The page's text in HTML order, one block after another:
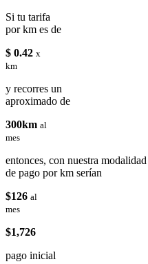
Si tu tarifa
por km es de
$ 0.42 x
km
y recorres un
aproximado de
300km al
mes
entonces, con nuestra modalidad
de pago por km serían
$126 al
mes
$1,726
pago inicial